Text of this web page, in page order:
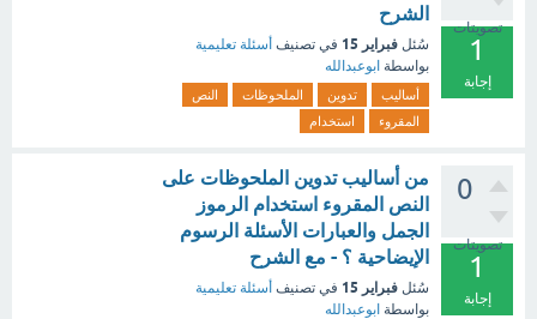
تصويتات
1
إجابة
الشرح
سُئل فبراير 15 في تصنيف أسئلة تعليمية
بواسطة ابوعبدالله
أساليب تدوين الملحوظات
النص
المقروء
استخدام
0
تصويتات
1
إجابة
من أساليب تدوين الملحوظات على
النص المقروء استخدام الرموز
الجمل والعبارات الأسئلة الرسوم
الإيضاحية ؟ - مع الشرح
سُئل فبراير 15 في تصنيف أسئلة تعليمية
بواسطة ابوعبدالله